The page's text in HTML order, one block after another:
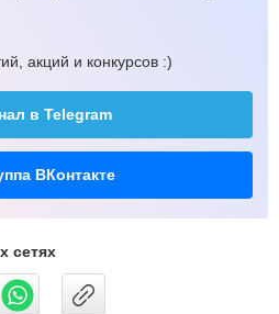
акций и конкурсов :)
в Telegram
ВКонтакте
сетях